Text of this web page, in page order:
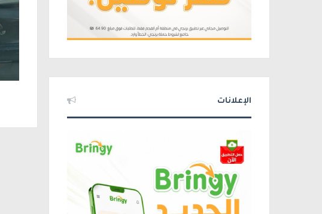
الإعلانات